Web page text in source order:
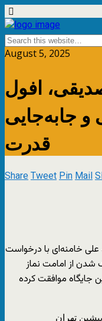
August 5, 2025
افول
جابه‌جایی
قدرت
ShareTweetPinMail
علی خامنه‌ای با درخواست
از امامت نماز
جایگاه موافقت کرده